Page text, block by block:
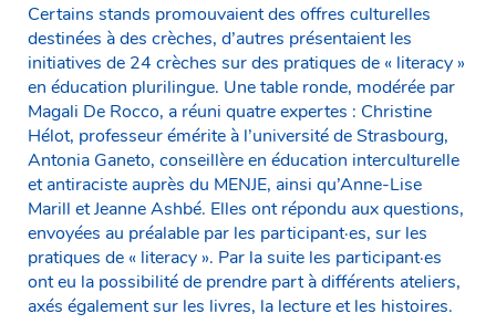
Certains stands promouvaient des offres culturelles
destinées à des crèches, d’autres présentaient les
initiatives de 24 crèches sur des pratiques de « literacy »
en éducation plurilingue. Une table ronde, modérée par
Magali De Rocco, a réuni quatre expertes : Christine
Hélot, professeur émérite à l’université de Strasbourg,
Antonia Ganeto, conseillère en éducation interculturelle
et antiraciste auprès du MENJE, ainsi qu’Anne-Lise
Marill et Jeanne Ashbé. Elles ont répondu aux questions,
envoyées au préalable par les participant·es, sur les
pratiques de « literacy ». Par la suite les participant·es
ont eu la possibilité de prendre part à différents ateliers,
axés également sur les livres, la lecture et les histoires.